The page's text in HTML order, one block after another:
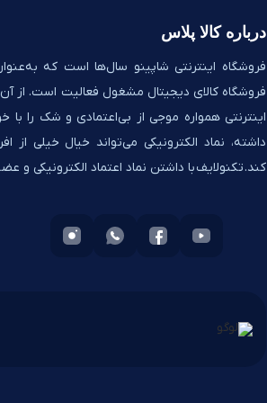
درباره کالا پلاس
فروشگاه اینترنتی شاپینو سال‌ها است که
فروشگاه کالای دیجیتال مشغول فعالیت است. از
اینترنتی همواره موجی از بی‌اعتمادی و شک را با
داشته، نماد الکترونیکی می‌تواند خیال خیلی از
کند. تکنولایف با داشتن نماد اعتماد الکترونیکی و